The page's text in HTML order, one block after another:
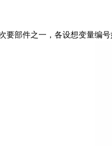
部件之一，各设想变量编号